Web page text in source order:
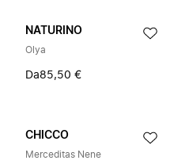
NATURINO
Olya
Da85,50 €
CHICCO
Merceditas Nene